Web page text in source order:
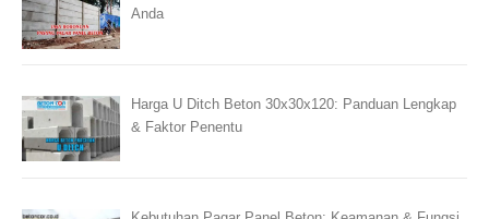
Anda
Harga U Ditch Beton 30x30x120: Panduan Lengkap
& Faktor Penentu